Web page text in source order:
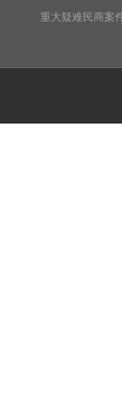
重大疑难民商案